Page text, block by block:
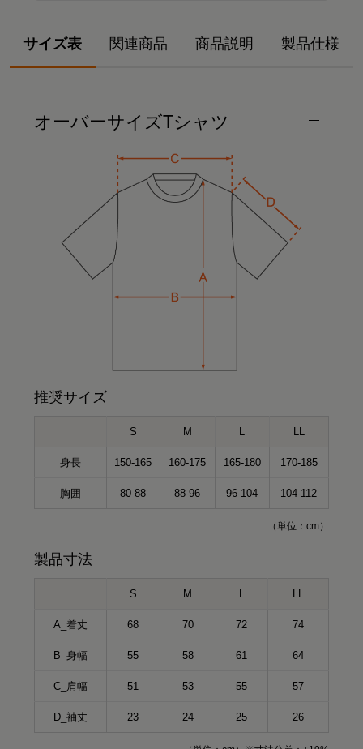
サイズ表 関連商品 商品説明 製品仕様
オーバーサイズTシャツ
推奨サイズ
S M L LL
身長 150-165 160-175 165-180 170-185
胸囲 80-88 88-96 96-104 104-112
（単位：cm）
製品寸法
S M L LL
A_着丈 68 70 72 74
B_身幅 55 58 61 64
C_肩幅 51 53 55 57
D_袖丈 23 24 25 26